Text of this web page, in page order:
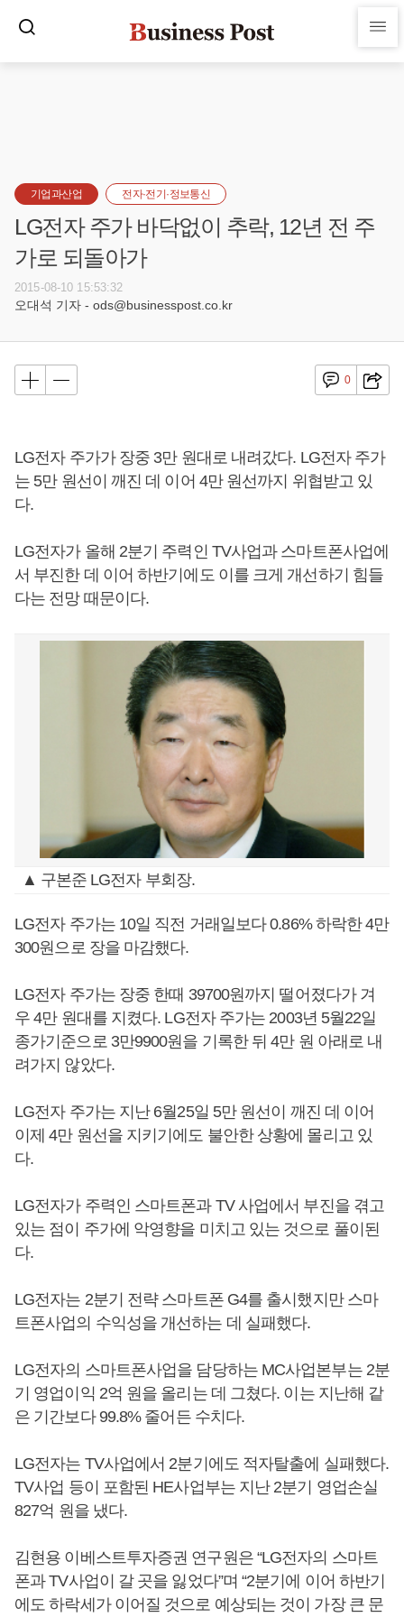
기업과산업 전자·전기·정보통신
LG전자 주가 바닥없이 추락, 12년 전 주
가로 되돌아가
2015-08-10 15:53:32
오대석 기자 - ods@businesspost.co.kr
0
LG전자 주가가 장중 3만 원대로 내려갔다. LG전자 주가
는 5만 원선이 깨진 데 이어 4만 원선까지 위협받고 있
다.
LG전자가 올해 2분기 주력인 TV사업과 스마트폰사업에
서 부진한 데 이어 하반기에도 이를 크게 개선하기 힘들
다는 전망 때문이다.
▲ 구본준 LG전자 부회장.
LG전자 주가는 10일 직전 거래일보다 0.86% 하락한 4만
300원으로 장을 마감했다.
LG전자 주가는 장중 한때 39700원까지 떨어졌다가 겨
우 4만 원대를 지켰다. LG전자 주가는 2003년 5월22일
종가기준으로 3만9900원을 기록한 뒤 4만 원 아래로 내
려가지 않았다.
LG전자 주가는 지난 6월25일 5만 원선이 깨진 데 이어
이제 4만 원선을 지키기에도 불안한 상황에 몰리고 있
다.
LG전자가 주력인 스마트폰과 TV 사업에서 부진을 겪고
있는 점이 주가에 악영향을 미치고 있는 것으로 풀이된
다.
LG전자는 2분기 전략 스마트폰 G4를 출시했지만 스마
트폰사업의 수익성을 개선하는 데 실패했다.
LG전자의 스마트폰사업을 담당하는 MC사업본부는 2분
기 영업이익 2억 원을 올리는 데 그쳤다. 이는 지난해 같
은 기간보다 99.8% 줄어든 수치다.
LG전자는 TV사업에서 2분기에도 적자탈출에 실패했다.
TV사업 등이 포함된 HE사업부는 지난 2분기 영업손실
827억 원을 냈다.
김현용 이베스트투자증권 연구원은 “LG전자의 스마트
폰과 TV사업이 갈 곳을 잃었다”며 “2분기에 이어 하반기
에도 하락세가 이어질 것으로 예상되는 것이 가장 큰 문